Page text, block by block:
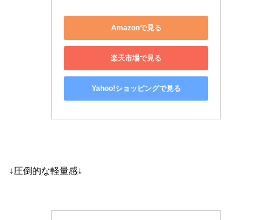
Amazonで見る
楽天市場で見る
Yahoo!ショッピングで見る
↓圧倒的な軽量感↓